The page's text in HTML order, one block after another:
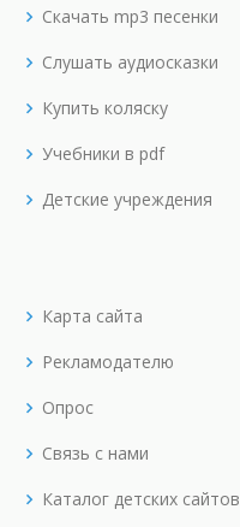
Скачать mp3 песенки
Слушать аудиосказки
Купить коляску
Учебники в pdf
Детские учреждения
Карта сайта
Рекламодателю
Опрос
Связь с нами
Каталог детских сайтов